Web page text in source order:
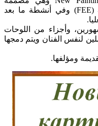
للاستخدام في فصول الفنون الجميلة (FEE) وفي أنشطة ما بعد
وأجزاء من اللوحات
لنفس الفنان ويتم دمجها
ومؤلفها.